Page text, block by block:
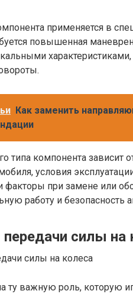
применяется в
повышенная
Как заменить
типа компонента зависит
условия
факторы при замене или
работу и безопасность
силы на
ту важную роль, которую